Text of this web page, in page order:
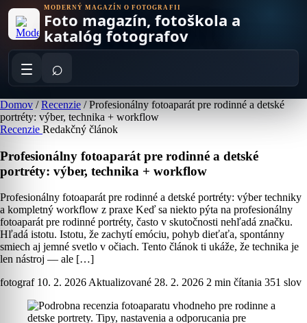
content
MODERNÝ MAGAZÍN O FOTOGRAFII
Foto magazín, fotoškola a
katalóg fotografov
⌕
Domov / Recenzie / Profesionálny fotoaparát pre rodinné a detské
portréty: výber, technika + workflow
Recenzie Redakčný článok
Profesionálny fotoaparát pre rodinné a detské
portréty: výber, technika + workflow
Profesionálny fotoaparát pre rodinné a detské portréty: výber techniky
a kompletný workflow z praxe Keď sa niekto pýta na profesionálny
fotoaparát pre rodinné portréty, často v skutočnosti nehľadá značku.
Hľadá istotu. Istotu, že zachytí emóciu, pohyb dieťaťa, spontánny
smiech aj jemné svetlo v očiach. Tento článok ti ukáže, že technika je
len nástroj — ale […]
fotograf 10. 2. 2026Aktualizované 28. 2. 2026 2 min čítania 351 slov